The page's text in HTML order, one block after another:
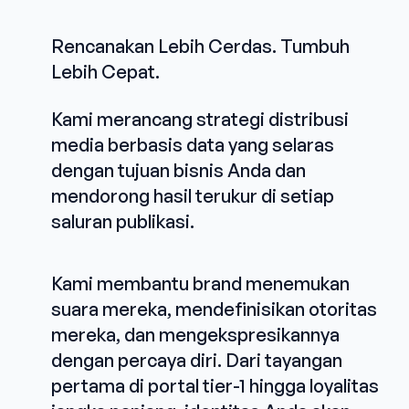
Rencanakan Lebih Cerdas. Tumbuh
Lebih Cepat.
Kami merancang strategi distribusi
media berbasis data yang selaras
dengan tujuan bisnis Anda dan
mendorong hasil terukur di setiap
saluran publikasi.
Kami membantu brand menemukan
suara mereka, mendefinisikan otoritas
mereka, dan mengekspresikannya
dengan percaya diri. Dari tayangan
pertama di portal tier-1 hingga loyalitas